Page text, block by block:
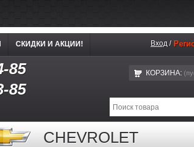
85
85
СКИДКИ И АКЦИИ! Вход /
КОРЗИНА:
CHEVROLET